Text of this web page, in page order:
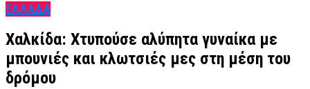
ΕΛΛΑΔΑ
Χαλκίδα: Χτυπούσε αλύπητα γυναίκα με
μπουνιές και κλωτσιές μες στη μέση του
δρόμου